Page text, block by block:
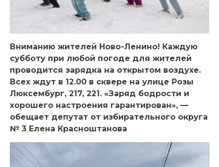
Вниманию жителей Ново-Ленино! Каждую
субботу при любой погоде для жителей
проводится зарядка на открытом воздухе.
Всех ждут в 12.00 в сквере на улице Розы
Люксембург, 217, 221. «Заряд бодрости и
хорошего настроения гарантирован», —
обещает депутат от избирательного округа
№ 3 Елена Красноштанова